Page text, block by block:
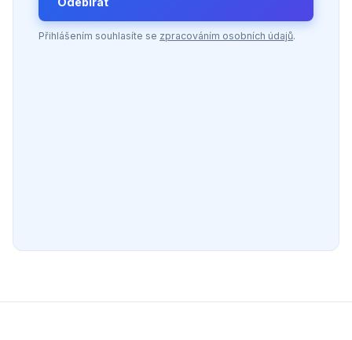
Přihlášením souhlasíte se zpracováním osobních údajů.